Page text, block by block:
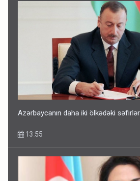
Azərbaycanın daha iki ölkədəki səfirləri
13:55